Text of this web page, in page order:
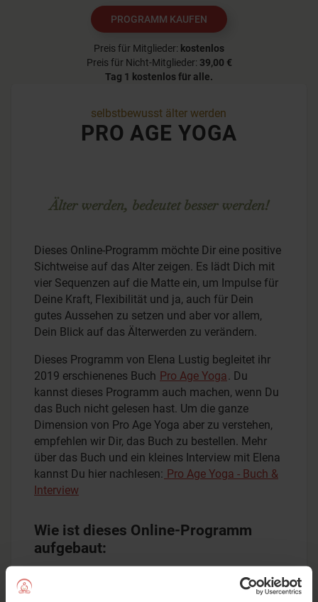
PROGRAMM KAUFEN
Preis für Mitglieder: kostenlos
Preis für Nicht-Mitglieder: 39,00 €
Tag 1 kostenlos für alle.
selbstbewusst älter werden
PRO AGE YOGA
Älter werden, bedeutet besser werden!
Dieses Online-Programm möchte Dir eine positive
Sichtweise auf das Alter zeigen. Es lädt Dich mit
vier Sequenzen auf die Matte ein, um Impulse für
Deine Kraft, Flexibilität und ja, auch für Dein
gutes Aussehen zu setzen und aber vor allem,
Dein Blick auf das Älterwerden zu verändern.
Dieses Programm von Elena Lustig begleitet ihr
2019 erschienenes Buch Pro Age Yoga. Du
kannst dieses Programm auch machen, wenn Du
das Buch nicht gelesen hast. Um die ganze
Dimension von Pro Age Yoga aber zu verstehen,
empfehlen wir Dir, das Buch zu bestellen. Mehr
über das Buch und ein kleines Interview mit Elena
kannst Du hier nachlesen: Pro Age Yoga - Buch &
Interview
Wie ist dieses Online-Programm
aufgebaut:
Dich erwarten vier Yoga-Sequenzen zu den
Themen Kraft, Flexibilität, besseres Aussehen und